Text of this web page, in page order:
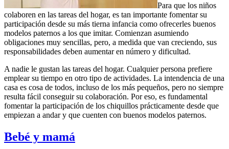
Para que los niños
colaboren en las tareas del hogar, es tan importante fomentar su
participación desde su más tierna infancia como ofrecerles buenos
modelos paternos a los que imitar. Comienzan asumiendo
obligaciones muy sencillas, pero, a medida que van creciendo, sus
responsabilidades deben aumentar en número y dificultad.
A nadie le gustan las tareas del hogar. Cualquier persona prefiere
emplear su tiempo en otro tipo de actividades. La intendencia de una
casa es cosa de todos, incluso de los más pequeños, pero no siempre
resulta fácil conseguir su colaboración. Por eso, es fundamental
fomentar la participación de los chiquillos prácticamente desde que
empiezan a andar y que cuenten con buenos modelos paternos.
Bebé y mamá